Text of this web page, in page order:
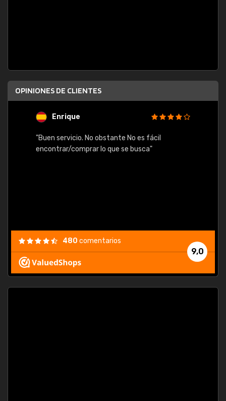
OPINIONES DE CLIENTES
Enrique
"Buen servicio. No obstante No es fácil
encontrar/comprar lo que se busca"
9,0
480 comentarios